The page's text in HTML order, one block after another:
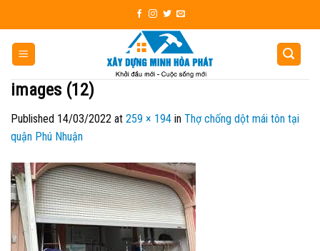
to
content
images (12)
Published 14/03/2022 at 259 × 194 in Thợ chống dột mái tôn tại
quận Phú Nhuận